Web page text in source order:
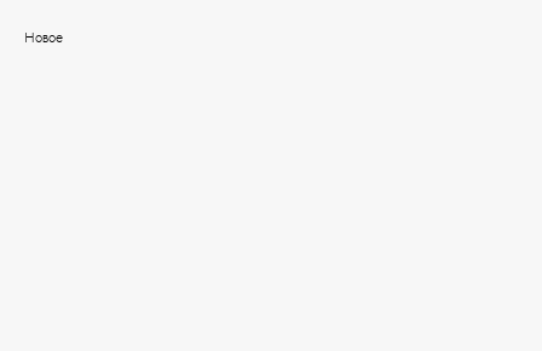
Новое